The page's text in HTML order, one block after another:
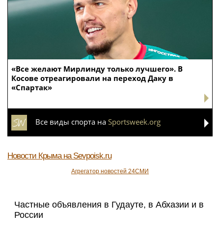
«Все желают Мирлинду только лучшего». В
Косове отреагировали на переход Даку в
«Спартак»
Все виды спорта на Sportsweek.org
Новости Крыма на Sevpoisk.ru
Агрегатор новостей 24СМИ
Частные объявления в Гудауте, в Абхазии и в
России